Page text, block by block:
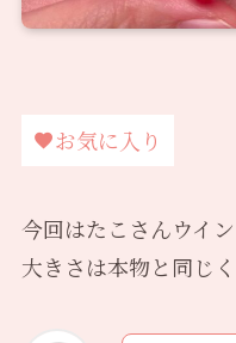
お気に入り
今回はたこさんウイ
大きさは本物と同じ